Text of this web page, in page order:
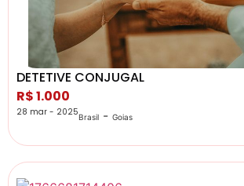
DETETIVE CONJUGAL
R$ 1.000
28 mar - 2025Brasil - Goias